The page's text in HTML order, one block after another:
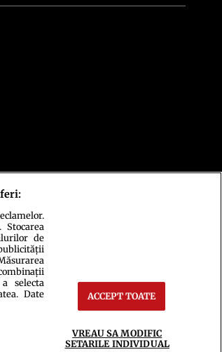
de
selecta
Date
ACCEPT TOATE
VREAU SA MODIFIC
SETARILE INDIVIDUAL